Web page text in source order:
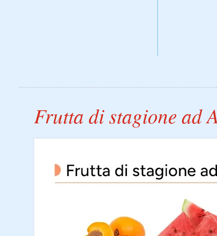
Frutta di stagione ad